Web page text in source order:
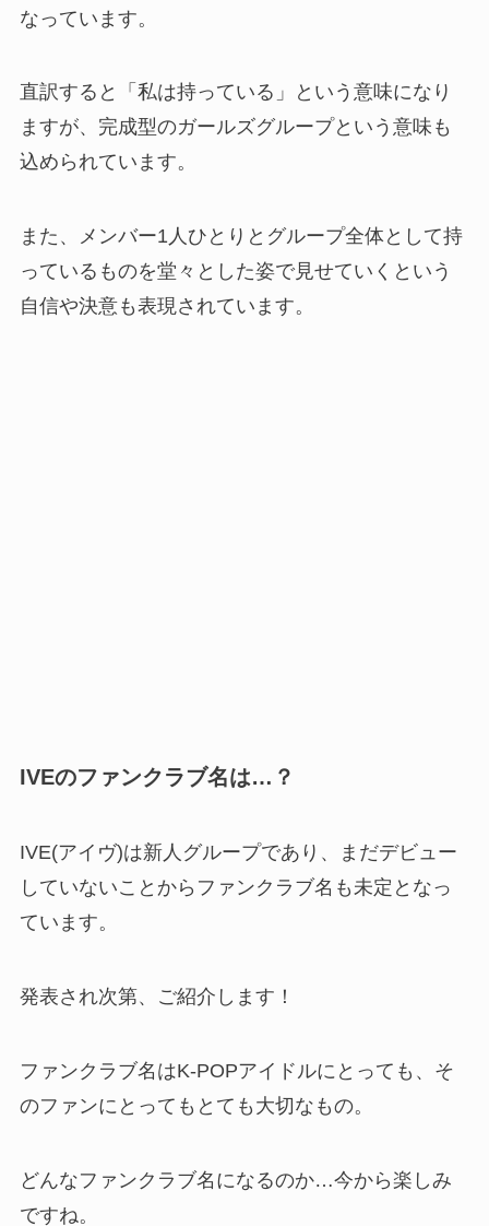
なっています。
直訳すると「私は持っている」という意味になり
ますが、完成型のガールズグループという意味も
込められています。
また、メンバー1人ひとりとグループ全体として持
っているものを堂々とした姿で見せていくという
自信や決意も表現されています。
IVEのファンクラブ名は…？
IVE(アイヴ)は新人グループであり、まだデビュー
していないことからファンクラブ名も未定となっ
ています。
発表され次第、ご紹介します！
ファンクラブ名はK-POPアイドルにとっても、そ
のファンにとってもとても大切なもの。
どんなファンクラブ名になるのか…今から楽しみ
ですね。